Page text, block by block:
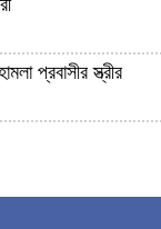
প্রবাসীর স্ত্রীর